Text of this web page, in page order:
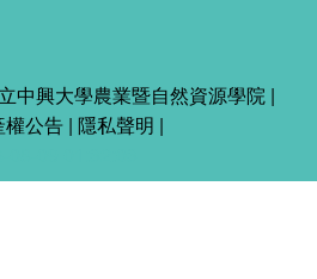
中興大學農業暨自然資源學院 |
權公告 | 隱私聲明 |